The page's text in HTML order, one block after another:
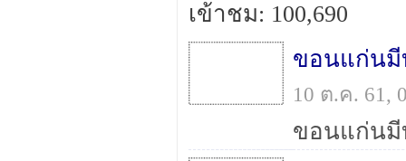
เข้าชม: 100,690
ขอนแก่นมี
10 ต.ค. 61,